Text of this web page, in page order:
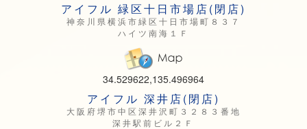
アイフル 緑区十日市場店(閉店)
神奈川県横浜市緑区十日市場町８３７
ハイツ南海１Ｆ
34.529622,135.496964
アイフル 深井店(閉店)
大阪府堺市中区深井沢町３２８３番地
深井駅前ビル２Ｆ